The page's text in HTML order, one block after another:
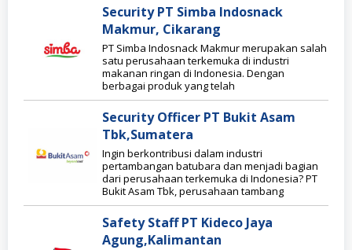
Security PT Simba Indosnack
Makmur, Cikarang
PT Simba Indosnack Makmur merupakan salah
satu perusahaan terkemuka di industri
makanan ringan di Indonesia. Dengan
berbagai produk yang telah
Security Officer PT Bukit Asam
Tbk,Sumatera
Ingin berkontribusi dalam industri
pertambangan batubara dan menjadi bagian
dari perusahaan terkemuka di Indonesia? PT
Bukit Asam Tbk, perusahaan tambang
Safety Staff PT Kideco Jaya
Agung,Kalimantan